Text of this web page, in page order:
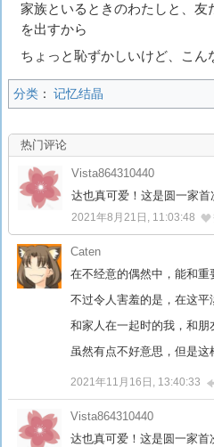
家族といるときのわたしと、
を出すから
ちょっと恥ずかしいけど、こん
分类： 记忆结晶
热门评论
Vista864310440
达也真可爱！这是圆一家首
2021年8月21日, 11:03:48
Caten
在不经意的偶然中，能和
不过令人害羞的是，在这平
和家人在一起时的我，和
虽然有点不好意思，但是这
2021年11月16日, 13:40:33
Vista864310440
达也真可爱！这是圆一家首